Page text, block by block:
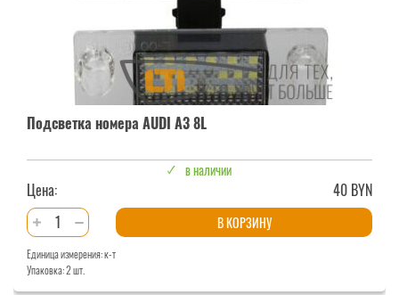
Подсветка номера AUDI A3 8L
в наличии
Цена:
40 BYN
Количество
товара
Подсветка
номера
В КОРЗИНУ
Единица измерения: к-т
Упаковка: 2 шт.